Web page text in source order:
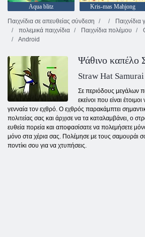
Aqua blitz Kris-mas Mahjong
Παιχνίδια σε απευθείας σύνδεση
Παιχνίδια
πολεμικά παιχνίδια
Παιχνίδια πολέμου
Android
Ψάθινο καπέλο
Straw Hat
Σε περιόδους μεγάλων
εκείνοι που είναι
γενναία τον εχθρό. Ο εχθρός παρακάμπτει
πολιτείας σας και άρχισε να τα καταλαμβάνει, ο
ευθεία πορεία και αποφασίσατε να πολεμήσετε
μόνο στα χέρια σας. Πολέμησε με τους σαμουράι
ποντίκι σου για να χτυπήσεις.